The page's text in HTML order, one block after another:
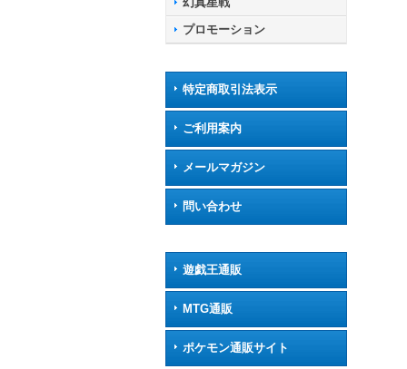
プロモーション
特定商取引法表示
ご利用案内
メールマガジン
問い合わせ
遊戯王通販
MTG通販
ポケモン通販サイト